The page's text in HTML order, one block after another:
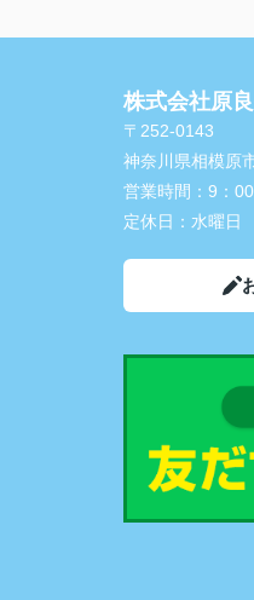
株式会社原
〒252-0143
神奈川県相模原
営業時間： 9：
定休日： 水曜日